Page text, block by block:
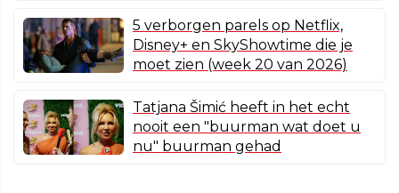
5 verborgen parels op Netflix,
Disney+ en SkyShowtime die je
moet zien (week 20 van 2026)
Tatjana Šimić heeft in het echt
nooit een "buurman wat doet u
nu" buurman gehad